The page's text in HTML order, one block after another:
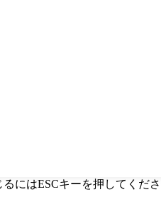
にはESCキーを押してくださ